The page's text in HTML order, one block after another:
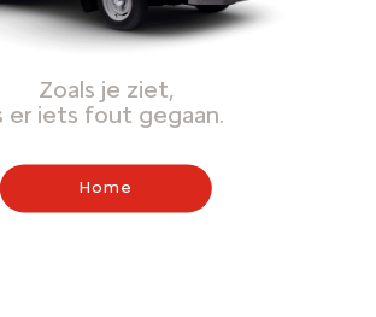
Zoals je ziet,
er iets fout gegaan.
Home